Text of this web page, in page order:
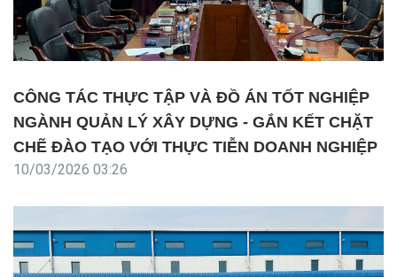
CÔNG TÁC THỰC TẬP VÀ ĐỒ ÁN TỐT NGHIỆP
NGÀNH QUẢN LÝ XÂY DỰNG - GẮN KẾT CHẶT
CHẼ ĐÀO TẠO VỚI THỰC TIỄN DOANH NGHIỆP
10/03/2026 03:26